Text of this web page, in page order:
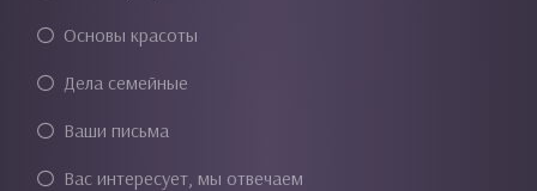
Основы красоты
Дела семейные
Ваши письма
Вас интересует, мы отвечаем